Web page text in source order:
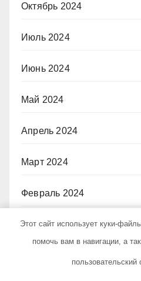
Октябрь 2024
Июль 2024
Июнь 2024
Май 2024
Апрель 2024
Март 2024
Февраль 2024
Январь 2024
Этот сайт использует куки-
помочь вам в навигации, а
пользовательский